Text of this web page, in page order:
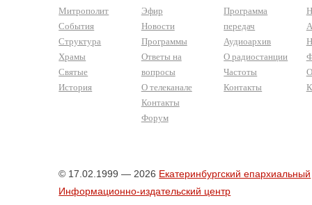
Митрополит
События
Структура
Храмы
Святые
История
Эфир
Новости
Программы
Ответы на
вопросы
О телеканале
Контакты
Форум
Программа
передач
Аудиоархив
О радиостанции
Частоты
Контакты
© 17.02.1999 — 2026 Екатеринбургский епархиальный
Информационно-издательский центр